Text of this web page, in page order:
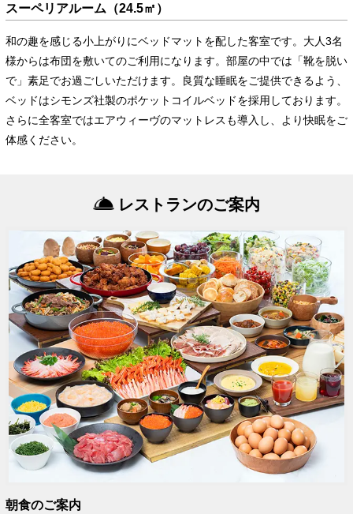
スーペリアルーム（24.5㎡）
和の趣を感じる小上がりにベッドマットを配した客室です。大人3名
様からは布団を敷いてのご利用になります。部屋の中では「靴を脱い
で」素足でお過ごしいただけます。良質な睡眠をご提供できるよう、
ベッドはシモンズ社製のポケットコイルベッドを採用しております。
さらに全客室ではエアウィーヴのマットレスも導入し、より快眠をご
体感ください。
レストランのご案内
朝食のご案内